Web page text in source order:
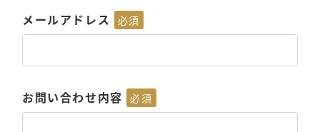
メールアドレス 必須
お問い合わせ内容 必須